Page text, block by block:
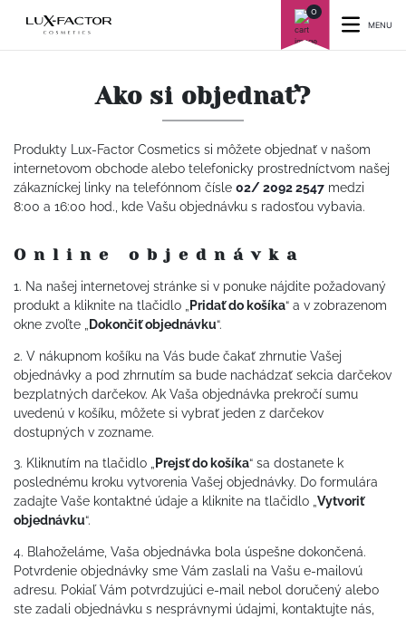
0
MENU
Ako si objednať?
Produkty Lux-Factor Cosmetics si môžete objednať v našom
internetovom obchode alebo telefonicky prostredníctvom našej
zákazníckej linky na telefónnom čísle 02/ 2092 2547 medzi
8:00 a 16:00 hod., kde Vašu objednávku s radosťou vybavia.
Online objednávka
1. Na našej internetovej stránke si v ponuke nájdite požadovaný
produkt a kliknite na tlačidlo „ Pridať do košíka“ a v zobrazenom
okne zvoľte „ Dokončiť objednávku“.
2. V nákupnom košíku na Vás bude čakať zhrnutie Vašej
objednávky a pod zhrnutím sa bude nachádzať sekcia darčekov
bezplatných darčekov. Ak Vaša objednávka prekročí sumu
uvedenú v košíku, môžete si vybrať jeden z darčekov
dostupných v zozname.
3. Kliknutím na tlačidlo „ Prejsť do košíka“ sa dostanete k
poslednému kroku vytvorenia Vašej objednávky. Do formulára
zadajte Vaše kontaktné údaje a kliknite na tlačidlo „ Vytvoriť
objednávku“.
4. Blahoželáme, Vaša objednávka bola úspešne dokončená.
Potvrdenie objednávky sme Vám zaslali na Vašu e-mailovú
adresu. Pokiaľ Vám potvrdzujúci e-mail nebol doručený alebo
ste zadali objednávku s nesprávnymi údajmi, kontaktujte nás,